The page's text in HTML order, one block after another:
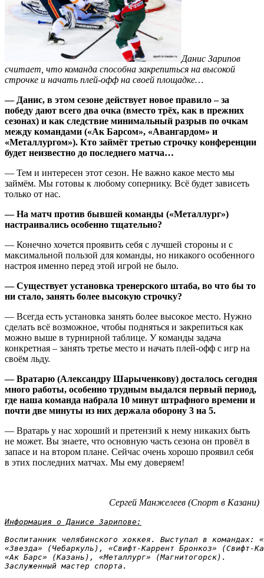
Данис Зарипов
считает, что команда способна закрепиться на высокой
строчке и начать плей-офф на своей площадке…
— Данис, в этом сезоне действует новое правило – за
победу дают всего два очка (вместо трёх, как в прежних
сезонах) и как следствие минимальный разрыв по очкам
между командами («Ак Барсом», «Авангардом» и
«Металлургом»). Кто займёт третью строчку конференции
будет неизвестно до последнего матча…
— Тем и интересен этот сезон. Не важно какое место мы
займём. Мы готовы к любому сопернику. Всё будет зависеть
только от нас.
— На матч против бывшей команды («Металлург»)
настраивались особенно тщательно?
— Конечно хочется проявить себя с лучшей стороны и с
максимальной пользой для команды, но никакого особенного
настроя именно перед этой игрой не было.
— Существует установка тренерского штаба, во что бы то
ни стало, занять более высокую строчку?
— Всегда есть установка занять более высокое место. Нужно
сделать всё возможное, чтобы подняться и закрепиться как
можно выше в турнирной таблице. У команды задача
конкретная – занять третье место и начать плей-офф с игр на
своём льду.
— Вратарю (Александру Шарыченкову) досталось сегодня
много работы, особенно трудным выдался первый период,
где наша команда набрала 10 минут штрафного времени и
почти две минуты из них держала оборону 3 на 5.
— Вратарь у нас хороший и претензий к нему никаких быть
не может. Вы знаете, что основную часть сезона он провёл в
запасе и на втором плане. Сейчас очень хорошо проявил себя
в этих последних матчах. Мы ему доверяем!
Сергей Манжелеев (Спорт в Казани)
Информация о Данисе Зарипове:
Воспитанник челябинского хоккея. Выступал в командах:
«Звезда» (Чебаркуль), «Свифт-Каррент Бронкоз» (Свифт-
«Ак Барс» (Казань), «Металлург» (Магнитогорск).
Заслуженный мастер спорта.